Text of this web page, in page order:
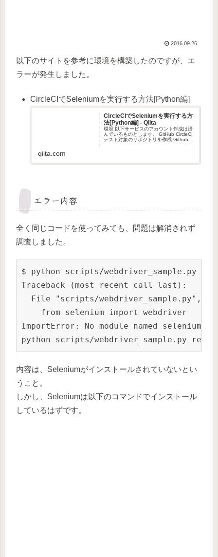
2016.09.26
以下のサイトを参考に環境を構築したのですが、エ
ラーが発生しました。
CircleCIでSeleniumを実行する方法[Python編]
CircleCIでSeleniumを実行する方
法[Python編] - Qiita
環境 以下サービスのアカウント作成は済
んでいるものとします。 GitHub CircleCI
テスト対象のリポジトリを作成 Github上
qiita.com
エラー内容
全く同じコードを使ってみても、問題は解消されず
調査しました。
$ python scripts/webdriver_sample.py
Traceback (most recent call last):
File "scripts/webdriver_sample.py",
    from selenium import webdriver
ImportError: No module named selenium
python scripts/webdriver_sample.py
内容は、Seleniumがインストールされていないとい
うこと。
しかし、Seleniumは以下のコマンドでインストール
しているはずです。